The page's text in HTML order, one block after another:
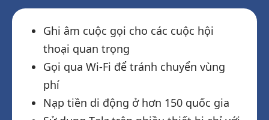
Ghi âm cuộc gọi cho các cuộc hội
thoại quan trọng
Gọi qua Wi-Fi để tránh chuyển vùng
phí
Nạp tiền di động ở hơn 150 quốc gia